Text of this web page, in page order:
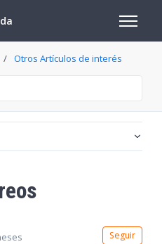
Abrir/
Otros Artículos de interés
Seguir